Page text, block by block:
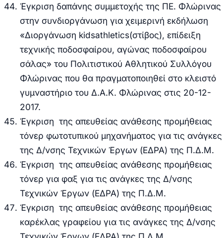
Έγκριση δαπάνης συμμετοχής της ΠΕ. Φλώρινας
στην συνδιοργάνωση για χειμερινή εκδήλωση
«Διοργάνωση kidsathletics(στίβος), επίδειξη
τεχνικής ποδοσφαίρου, αγώνας ποδοσφαίρου
σάλας» του Πολιτιστικού Αθλητικού Συλλόγου
Φλώρινας που θα πραγματοποιηθεί στο κλειστό
γυμναστήριο του Δ.Α.Κ. Φλώρινας στις 20-12-
2017.
Έγκριση της απευθείας ανάθεσης προμήθειας
τόνερ φωτοτυπικού μηχανήματος για τις ανάγκες
της Δ/νσης Τεχνικών Έργων (ΕΔΡΑ) της Π.Δ.Μ.
Έγκριση της απευθείας ανάθεσης προμήθειας
τόνερ για φαξ για τις ανάγκες της Δ/νσης
Τεχνικών Έργων (ΕΔΡΑ) της Π.Δ.Μ.
Έγκριση της απευθείας ανάθεσης προμήθειας
καρέκλας γραφείου για τις ανάγκες της Δ/νσης